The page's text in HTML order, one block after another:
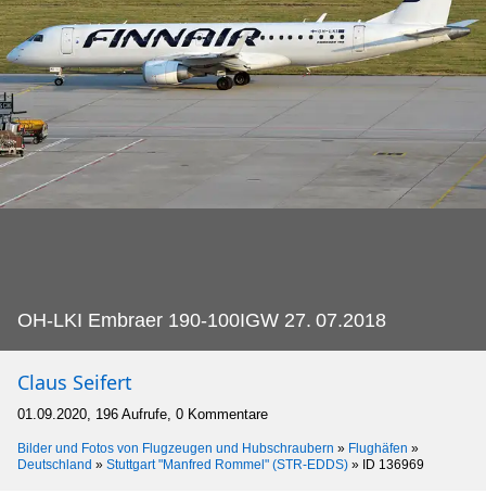
OH-LKI Embraer 190-100IGW 27. 07.2018
Claus Seifert
01.09.2020, 196 Aufrufe, 0 Kommentare
Bilder und Fotos von Flugzeugen und Hubschraubern » Flughäfen »
Deutschland » Stuttgart "Manfred Rommel" (STR-EDDS) » ID 136969